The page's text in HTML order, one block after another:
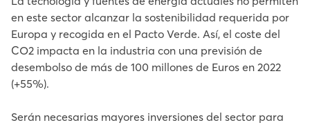
en este sector alcanzar la sostenibilidad requerida por
Europa y recogida en el Pacto Verde. Así, el coste del
CO2 impacta en la industria con una previsión de
desembolso de más de 100 millones de Euros en 2022
(+55%).
Serán necesarias mayores inversiones del sector para